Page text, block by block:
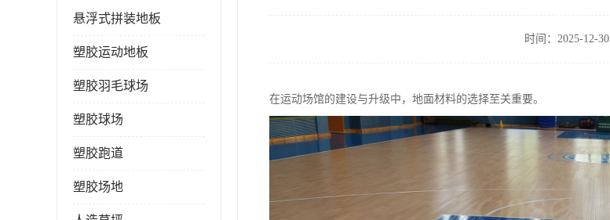
悬浮式拼装地板
塑胶运动地板
塑胶羽毛球场
塑胶球场
塑胶跑道
塑胶场地
时间：2025-12-30
在运动场馆的建设与升级中，地面材料的选择至关重要。